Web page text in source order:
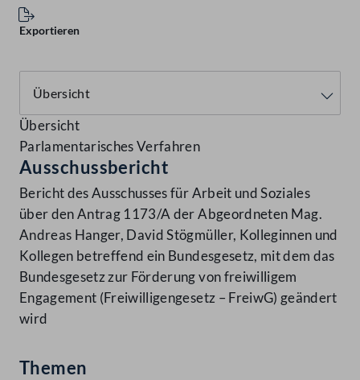
Exportieren
Übersicht
Parlamentarisches Verfahren
Ausschussbericht
Bericht des Ausschusses für Arbeit und Soziales
über den Antrag 1173/A der Abgeordneten Mag.
Andreas Hanger, David Stögmüller, Kolleginnen und
Kollegen betreffend ein Bundesgesetz, mit dem das
Bundesgesetz zur Förderung von freiwilligem
Engagement (Freiwilligengesetz – FreiwG) geändert
wird
Themen